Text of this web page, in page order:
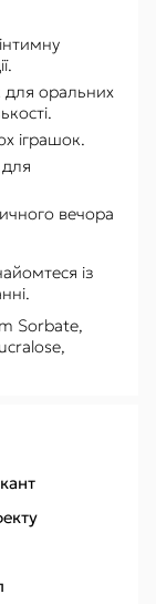
для оральних
іграшок.
вечора
із
Sorbate,